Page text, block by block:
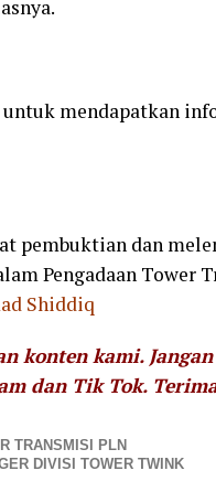
mendapatkan
pembuktian dan
Pengadaan Tower
Shiddiq
konten kami.
dan Tik Tok.
TRANSMISI PLN
DIVISI TOWER TWINK